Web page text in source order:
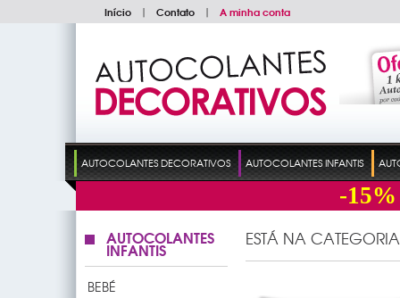
Início | Contato | A minha conta
AUTOCOLANTES DECORATIVOS AUTOCOLANTES INFANTIS
-15%
AUTOCOLANTES
INFANTIS
BEBÉ
ESTÁ NA